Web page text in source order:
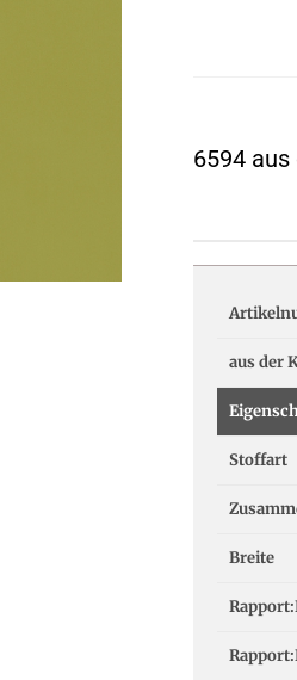
6594
aus der
Stoffart
Breite